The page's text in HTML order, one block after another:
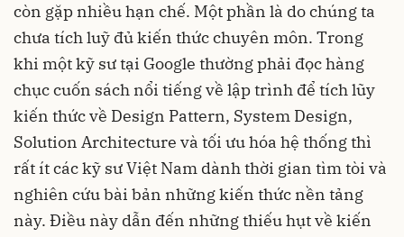
còn gặp nhiều hạn chế. Một phần là do chúng ta
chưa tích luỹ đủ kiến thức chuyên môn. Trong
khi một kỹ sư tại Google thường phải đọc hàng
chục cuốn sách nổi tiếng về lập trình để tích lũy
kiến thức về Design Pattern, System Design,
Solution Architecture và tối ưu hóa hệ thống thì
rất ít các kỹ sư Việt Nam dành thời gian tìm tòi và
nghiên cứu bài bản những kiến thức nền tảng
này. Điều này dẫn đến những thiếu hụt về kiến